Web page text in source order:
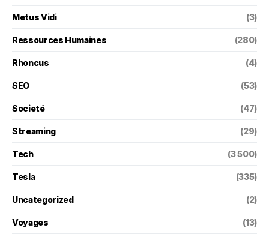
Metus Vidi (3)
Ressources Humaines (280)
Rhoncus (4)
SEO (53)
Societé (47)
Streaming (29)
Tech (3 500)
Tesla (335)
Uncategorized (2)
Voyages (13)